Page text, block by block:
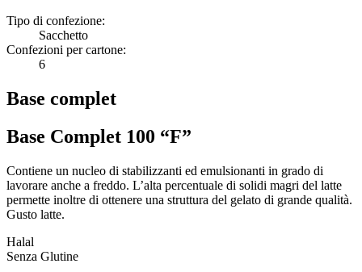
Tipo di confezione:
Sacchetto
Confezioni per cartone:
6
Base complet
Base Complet 100 “F”
Contiene un nucleo di stabilizzanti ed emulsionanti in grado di
lavorare anche a freddo. L’alta percentuale di solidi magri del latte
permette inoltre di ottenere una struttura del gelato di grande qualità.
Gusto latte.
Halal
Senza Glutine